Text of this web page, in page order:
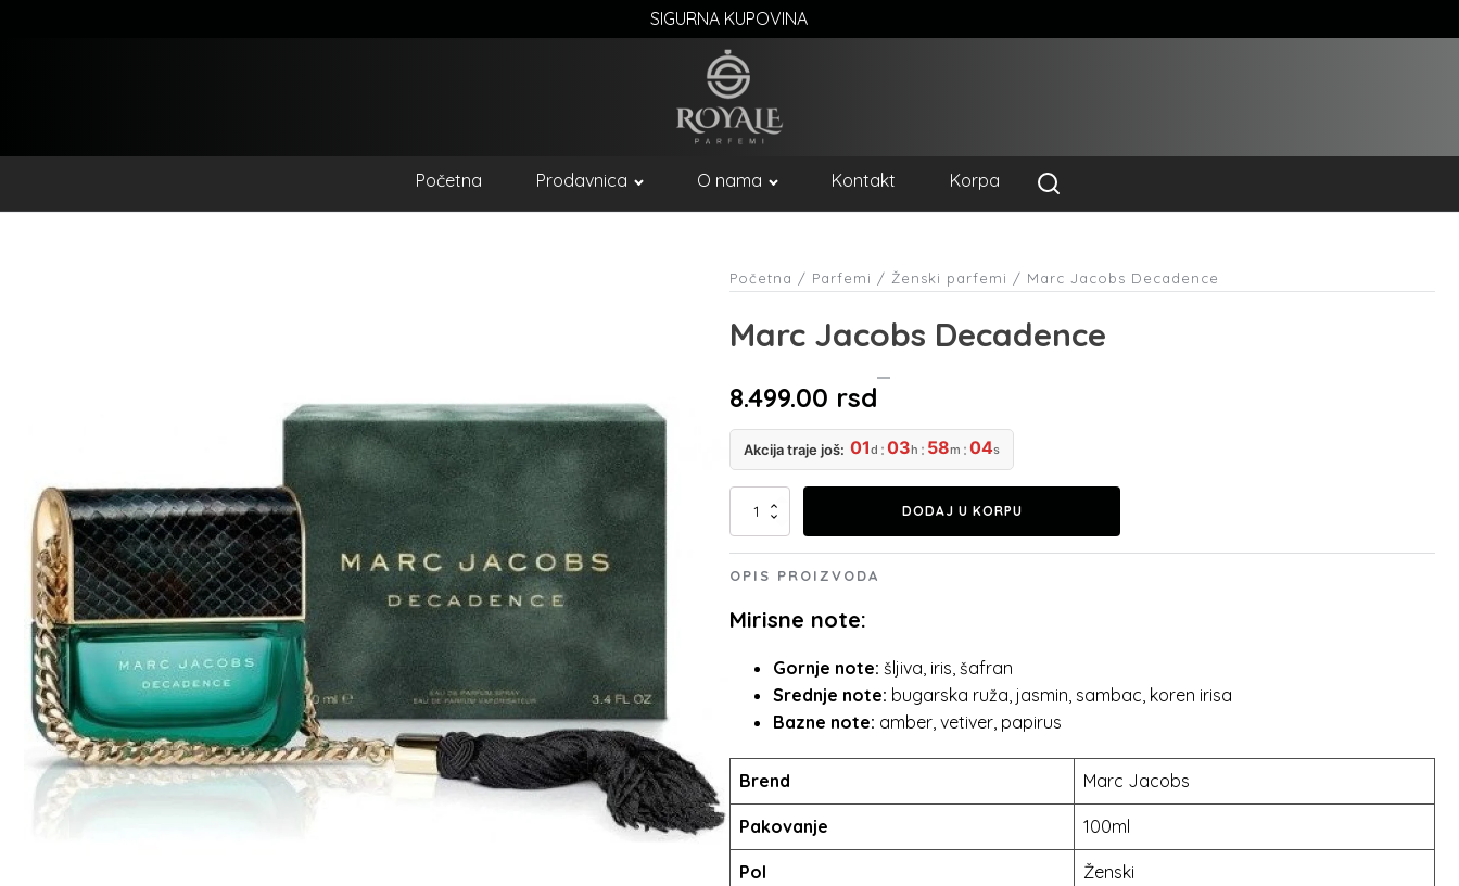
SIGURNA KUPOVINA
Početna Prodavnica O nama Kontakt Korpa
Početna / Parfemi / Ženski parfemi / Marc Jacobs Decadence
Marc Jacobs Decadence
8.499.00 rsd
Akcija traje još: 01d :03h : 58m :04s
Marc
DODAJ U KORPU
OPIS PROIZVODA
Mirisne note:
Gornje note: šljiva, iris, šafran
Srednje note: bugarska ruža, jasmin, sambac, koren irisa
Bazne note: amber, vetiver, papirus
Brend Marc Jacobs
Pakovanje 100ml
Pol Ženski